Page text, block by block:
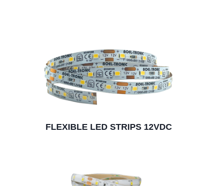
FLEXIBLE LED STRIPS 12VDC